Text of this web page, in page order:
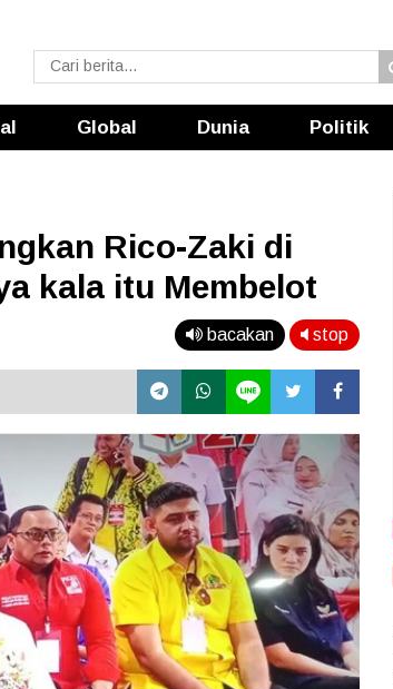
Global Dunia Politik
Rico-Zaki di
kala itu Membelot
bacakan stop